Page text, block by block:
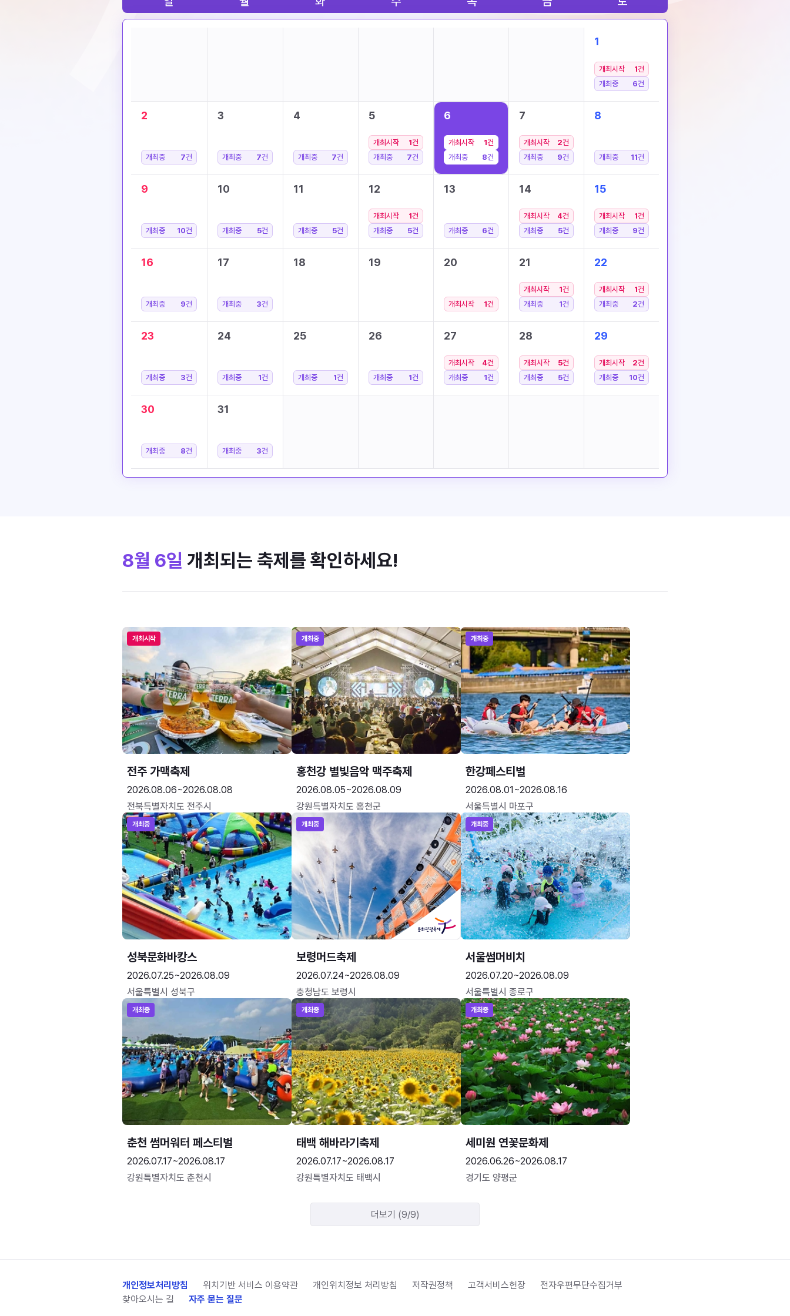
1
개최시작 1건
개최중
6건
2
개최중 7건
3
개최중 7건
4
개최중 7건
5
개최시작 1건
개최중
7건
6
개최시작 1건
개최중
8건
7
개최시작 2건
개최중
9건
8
개최중 11건
9
개최중 10건
10
개최중 5건
11
개최중 5건
12
개최시작 1건
개최중
5건
13
개최중 6건
14
개최시작 4건
개최중
5건
15
개최시작 1건
개최중
9건
16
개최중 9건
17
개최중 3건
18 19 20
개최시작 1건
21
개최시작 1건
개최중
1건
22
개최시작 1건
개최중
2건
23
개최중 3건
24
개최중 1건
25
개최중 1건
26
개최중 1건
27
개최시작 4건
개최중
1건
28
개최시작 5건
개최중
5건
29
개최시작 2건
개최중
10건
30
개최중 8건
31
개최중 3건
8월 6일 개최되는 축제를 확인하세요!
개최시작
전주 가맥축제
2026.08.06~2026.08.08
전북특별자치도 전주시
개최중
홍천강 별빛음악 맥주축제
2026.08.05~2026.08.09
강원특별자치도 홍천군
개최중
한강페스티벌
2026.08.01~2026.08.16
서울특별시 마포구
개최중
성북문화바캉스
2026.07.25~2026.08.09
서울특별시 성북구
개최중
보령머드축제
2026.07.24~2026.08.09
충청남도 보령시
개최중
서울썸머비치
2026.07.20~2026.08.09
서울특별시 종로구
개최중
춘천 썸머워터 페스티벌
2026.07.17~2026.08.17
강원특별자치도 춘천시
개최중
태백 해바라기축제
2026.07.17~2026.08.17
강원특별자치도 태백시
개최중
세미원 연꽃문화제
2026.06.26~2026.08.17
경기도 양평군
더보기 (9/9)
개인정보처리방침 위치기반 서비스 이용약관 개인위치정보 처리방침 저작권정책 고객서비스헌장
전자우편무단수집거부
찾아오시는 길
자주 묻는 질문